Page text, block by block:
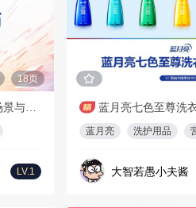
18页
阿里云：2024年GenAI应用场景与落地路径白皮书
LV.1
蓝月亮七色至尊洗
蓝月亮 洗护用品
大智若愚小夫酱